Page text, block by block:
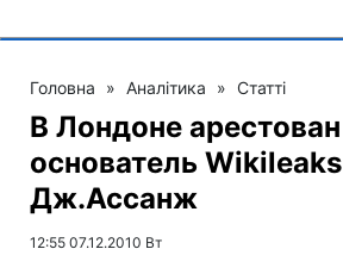
Головна » Аналітика » Статті
В Лондоне арестован
основатель Wikileaks
Дж.Ассанж
12:55 07.12.2010 Вт